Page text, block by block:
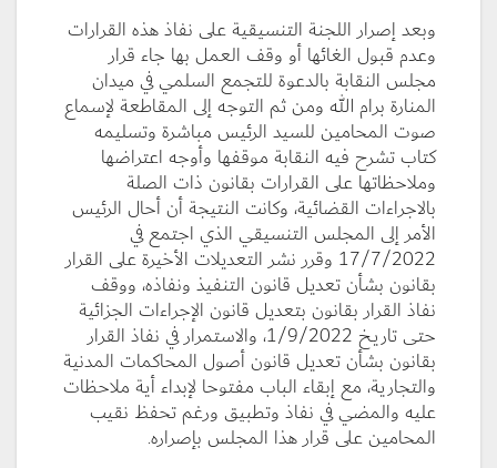
وبعد إصرار اللجنة التنسيقية على نفاذ هذه القرارات
وعدم قبول الغائها أو وقف العمل بها جاء قرار
مجلس النقابة بالدعوة للتجمع السلمي في ميدان
المنارة برام الله ومن ثم التوجه إلى المقاطعة لإسماع
صوت المحامين للسيد الرئيس مباشرة وتسليمه
كتاب تشرح فيه النقابة موقفها وأوجه اعتراضها
وملاحظاتها على القرارات بقانون ذات الصلة
بالاجراءات القضائية، وكانت النتيجة أن أحال الرئيس
الأمر إلى المجلس التنسيقي الذي اجتمع في
17/7/2022 وقرر نشر التعديلات الأخيرة على القرار
بقانون بشأن تعديل قانون التنفيذ ونفاذه، ووقف
نفاذ القرار بقانون بتعديل قانون الإجراءات الجزائية
حتى تاريخ 1/9/2022، والاستمرار في نفاذ القرار
بقانون بشأن تعديل قانون أصول المحاكمات المدنية
والتجارية، مع إبقاء الباب مفتوحا لإبداء أية ملاحظات
عليه والمضي في نفاذ وتطبيق ورغم تحفظ نقيب
المحامين على قرار هذا المجلس بإصراره.